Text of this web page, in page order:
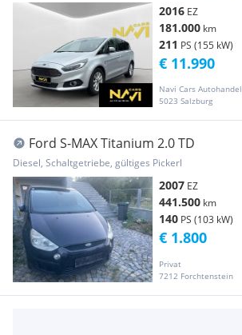
2016 EZ
181.000 km
211 PS (155 kW)
Navi Cars Autohandel
5023 Salzburg
€ 11.990
Ford S-MAX Titanium 2.0 TD
Diesel, Schaltgetriebe, gültiges Pickerl
2007 EZ
441.500 km
140 PS (103 kW)
Privat
7212 Forchtenstein
€ 1.800